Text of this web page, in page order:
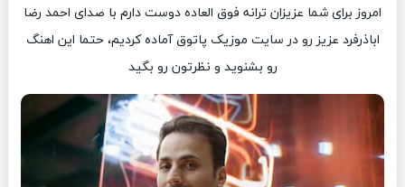
امروز برای شما عزیزان ترانه فوق العاده دوست دارم با صدای احمد رضا
اباذرفرد عزیز رو در سایت موزیک پاتوق آماده کردیم، حتما این اهنگ
رو بشنوید و نظرتون رو بگید